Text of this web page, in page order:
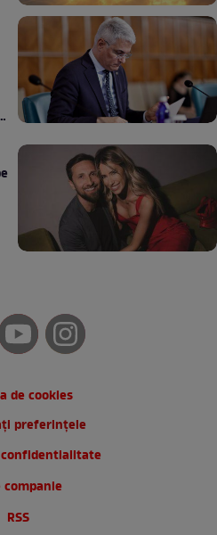
de cookies
preferințele
companie
RSS